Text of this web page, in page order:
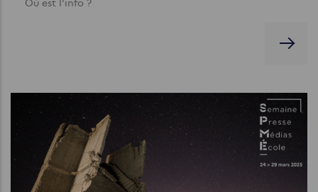
Où est l'info ?